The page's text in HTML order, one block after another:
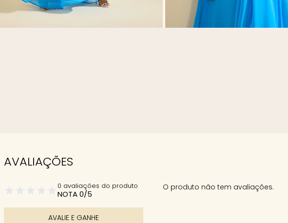
AVALIAÇÕES
0 avaliações do produto
NOTA 0/5
AVALIE E GANHE
O produto não tem avaliações.